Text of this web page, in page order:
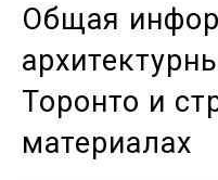
Общая
Торонто и
материалах